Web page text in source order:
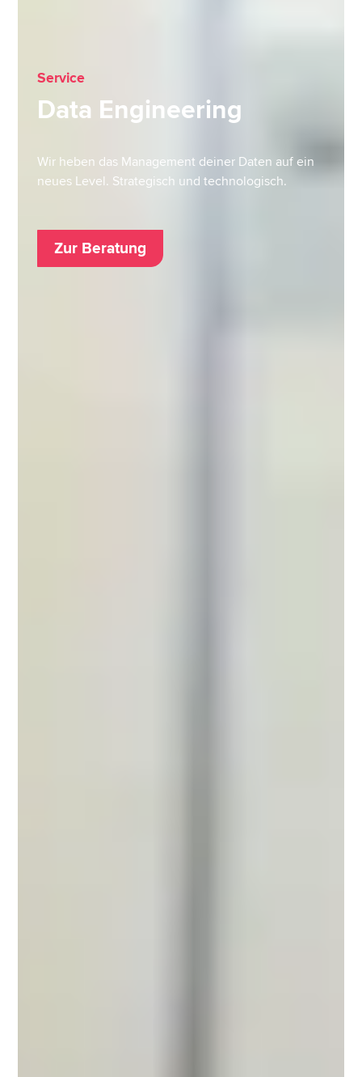
Service
Data Engineering
Wir heben das Management deiner Daten auf ein
neues Level. Strategisch und technologisch.
Zur Beratung